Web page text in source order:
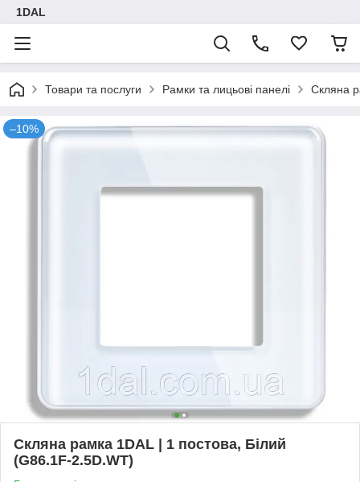
1DAL
Товари та послуги Рамки та лицьові панелі Скляна
–10%
Скляна рамка 1DAL | 1 постова, Білий
(G86.1F-2.5D.WT)